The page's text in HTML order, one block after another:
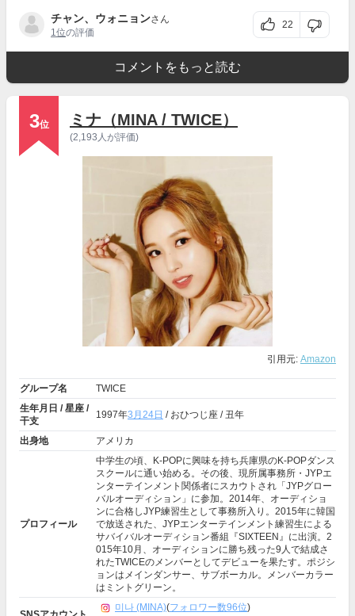
チャン、ウォニョンさん
1位の評価
22
コメントをもっと読む
3位 ミナ（MINA / TWICE）
(2,193人が評価)
引用元: Amazon
グループ名
TWICE
生年月日 / 星座 /
干支
1997年3月24日 / おひつじ座 / 丑年
出身地 アメリカ
プロフィール
中学生の頃、K-POPに興味を持ち兵庫県のK-POPダンス
スクールに通い始める。その後、現所属事務所・JYPエ
ンターテインメント関係者にスカウトされ「JYPグロー
バルオーディション」に参加。2014年、オーディショ
ンに合格しJYP練習生として事務所入り。2015年に韓国
で放送された、JYPエンターテインメント練習生による
サバイバルオーディション番組『SIXTEEN』に出演。2
015年10月、オーディションに勝ち残った9人で結成さ
れたTWICEのメンバーとしてデビューを果たす。ポジシ
ョンはメインダンサー、サブボーカル。メンバーカラー
はミントグリーン。
미나 (MINA)(フォロワー数96位)